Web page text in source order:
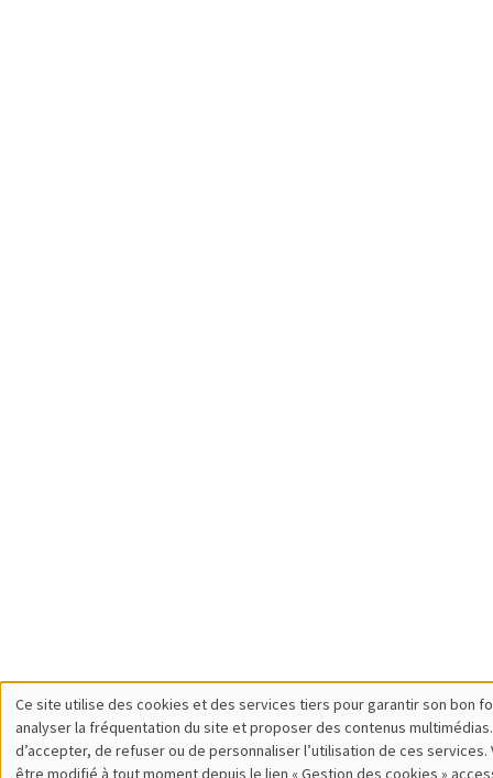
Utilisation
Ce site utilise des cookies et des services tiers pour garantir son bon
analyser la fréquentation du site et proposer des contenus
d’accepter, de refuser ou de personnaliser l’utilisation de ces services.
être modifié à tout moment depuis le lien « Gestion des cookies »